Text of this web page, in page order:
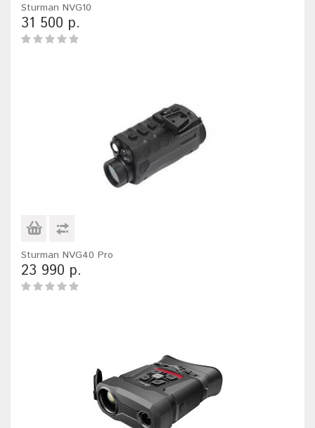
Sturman NVG10
31 500 р.
Sturman NVG40 Pro
23 990 р.